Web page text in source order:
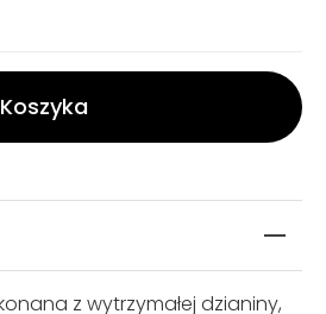
z wytrzymałej dzianiny,